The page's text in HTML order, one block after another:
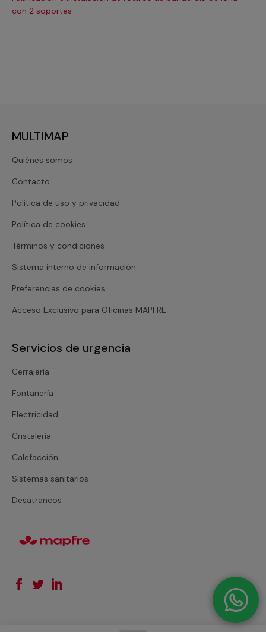
con 2 soportes
MULTIMAP
Quiénes somos
Contacto
Política de uso y privacidad
Política de cookies
Términos y condiciones
Sistema interno de información
Preferencias de cookies
Acceso Exclusivo para Oficinas MAPFRE
Servicios de urgencia
Cerrajería
Fontanería
Electricidad
Cristalería
Calefacción
Sistemas sanitarios
Desatrancos